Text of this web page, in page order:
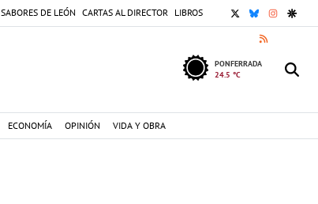
SABORES DE LEÓN CARTAS AL DIRECTOR LIBROS X BLUESKY
RSS
PONFERRADA
24.5 °C
ECONOMÍA OPINIÓN VIDA Y OBRA